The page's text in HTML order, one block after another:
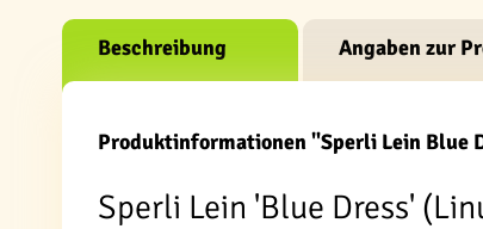
Beschreibung Angaben zur
Produktinformationen "Sperli Lein Blue
Sperli Lein 'Blue Dress'